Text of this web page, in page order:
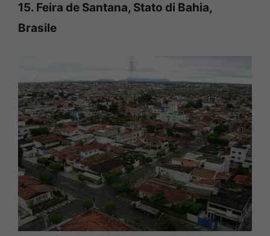
15. Feira de Santana, Stato di Bahia,
Brasile